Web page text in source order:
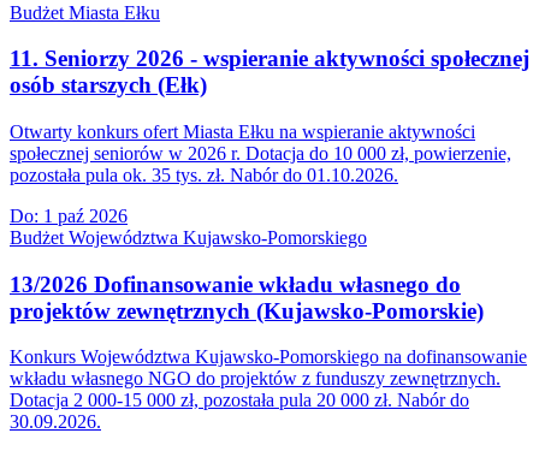
Budżet Miasta Ełku
11. Seniorzy 2026 - wspieranie aktywności społecznej
osób starszych (Ełk)
Otwarty konkurs ofert Miasta Ełku na wspieranie aktywności
społecznej seniorów w 2026 r. Dotacja do 10 000 zł, powierzenie,
pozostała pula ok. 35 tys. zł. Nabór do 01.10.2026.
Do: 1 paź 2026
Budżet Województwa Kujawsko-Pomorskiego
13/2026 Dofinansowanie wkładu własnego do
projektów zewnętrznych (Kujawsko-Pomorskie)
Konkurs Województwa Kujawsko-Pomorskiego na dofinansowanie
wkładu własnego NGO do projektów z funduszy zewnętrznych.
Dotacja 2 000-15 000 zł, pozostała pula 20 000 zł. Nabór do
30.09.2026.